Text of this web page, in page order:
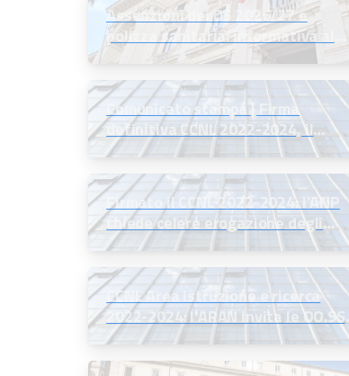
Assunzioni dei DS 2026/27 e
polizza sanitaria: informativa al
Comunicato stampa | Firma
definitiva CCNL 2022-2024, il
commento del Presidente ANP
Firmato il CCNL 2022-2024: l’ANP
chiede celere erogazione degli
arretrati
CCNL Area istruzione e ricerca
2022-2024: l’ARAN invita le OO.SS.
alla firma definitiva